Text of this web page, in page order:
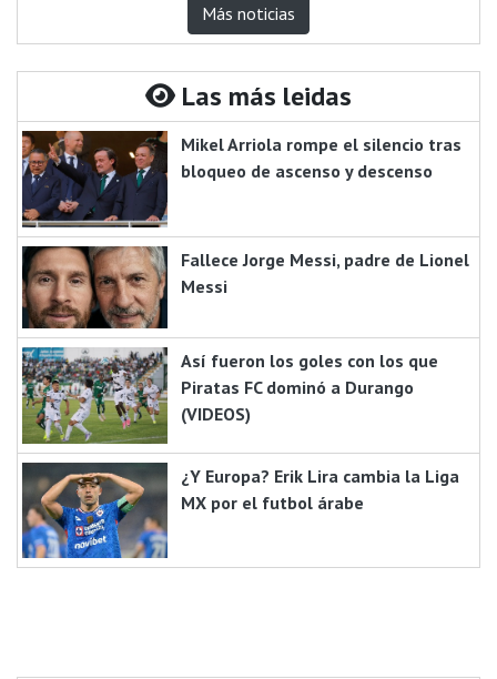
Más noticias
Las más leidas
Mikel Arriola rompe el silencio tras
bloqueo de ascenso y descenso
Fallece Jorge Messi, padre de Lionel
Messi
Así fueron los goles con los que
Piratas FC dominó a Durango
(VIDEOS)
¿Y Europa? Erik Lira cambia la Liga
MX por el futbol árabe